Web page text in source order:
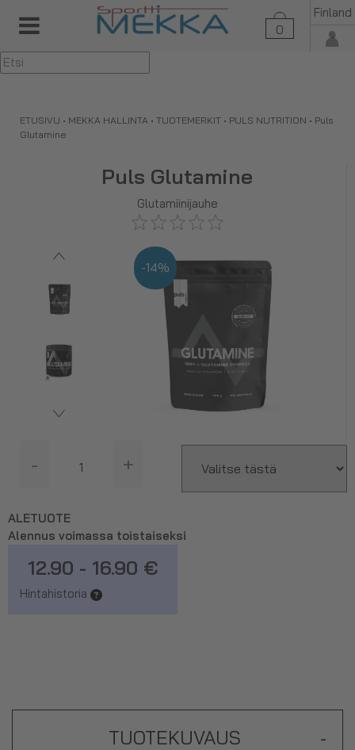
0
Finland
▼
ETUSIVU • MEKKA HALLINTA • TUOTEMERKIT • PULS NUTRITION • Puls
Glutamine
Puls Glutamine
Glutamiinijauhe
-14%
- +
ALETUOTE
Alennus voimassa toistaiseksi
12.90 - 16.90 €
Hintahistoria
TUOTEKUVAUS -